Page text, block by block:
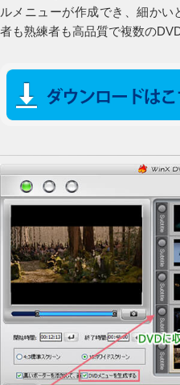
ルメニューが作成でき、細か
者も熟練者も高品質で複数の